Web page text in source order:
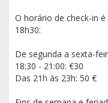
O horário de check-in
18h30:
De segunda a sexta-
18:30 - 21:00: €30
Das 21h às 23h: 50 €